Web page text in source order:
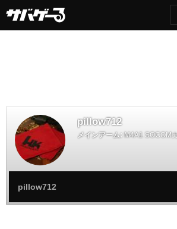
pillow712
メインアーム: M4A1 SOCOM
pillow712